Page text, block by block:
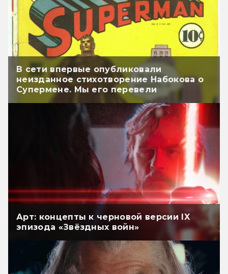
В сети впервые опубликовали
неизданное стихотворение Набокова о
Супермене. Мы его перевели
Арт: концепты к черновой версии IX
эпизода «Звёздных войн»